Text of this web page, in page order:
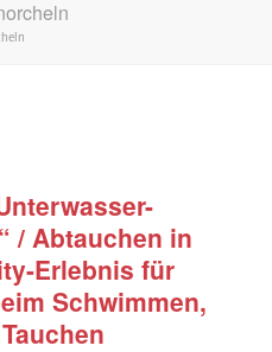
/ Abtauchen in
Erlebnis für
Schwimmen,